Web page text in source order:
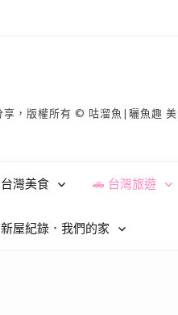
版權所有 © 咕溜魚|曬魚趣 美
灣美食 🚗 台灣旅遊
屋紀錄．我們的家